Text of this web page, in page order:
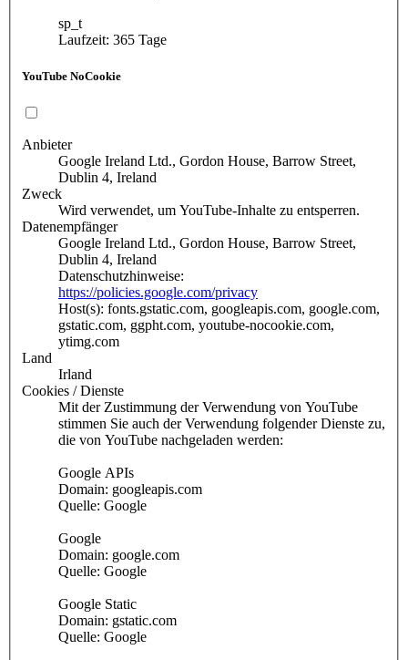
sp_t
Laufzeit: 365 Tage
YouTube NoCookie
Anbieter
Google Ireland Ltd., Gordon House, Barrow Street,
Dublin 4, Ireland
Zweck
Wird verwendet, um YouTube-Inhalte zu entsperren.
Datenempfänger
Google Ireland Ltd., Gordon House, Barrow Street,
Dublin 4, Ireland
Datenschutzhinweise:
https://policies.google.com/privacy
Host(s): fonts.gstatic.com, googleapis.com, google.com,
gstatic.com, ggpht.com, youtube-nocookie.com,
ytimg.com
Land
Irland
Cookies / Dienste
Mit der Zustimmung der Verwendung von YouTube
stimmen Sie auch der Verwendung folgender Dienste zu,
die von YouTube nachgeladen werden:
Google APIs
Domain: googleapis.com
Quelle: Google
Google
Domain: google.com
Quelle: Google
Google Static
Domain: gstatic.com
Quelle: Google